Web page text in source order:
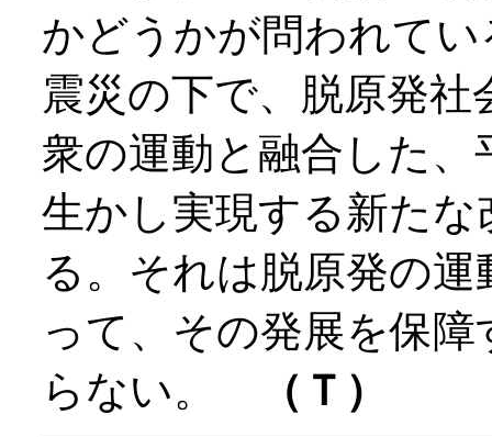
かどうかが問われて
震災の下で、脱原発
衆の運動と融合した
生かし実現する新た
る。それは脱原発の
って、その発展を保
らない。
（Ｔ）